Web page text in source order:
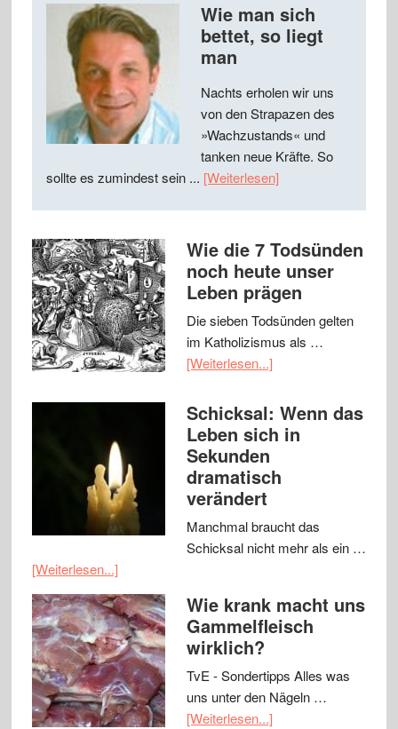
Wie man sich
bettet, so liegt
man
Nachts erholen wir uns
von den Strapazen des
»Wachzustands« und
tanken neue Kräfte. So
sollte es zumindest sein ... [Weiterlesen]
Wie die 7 Todsünden
noch heute unser
Leben prägen
Die sieben Todsünden gelten
im Katholizismus als …
[Weiterlesen...]
Schicksal: Wenn das
Leben sich in
Sekunden
dramatisch
verändert
Manchmal braucht das
Schicksal nicht mehr als ein …
[Weiterlesen...]
Wie krank macht uns
Gammelfleisch
wirklich?
TvE - Sondertipps Alles was
uns unter den Nägeln …
[Weiterlesen...]